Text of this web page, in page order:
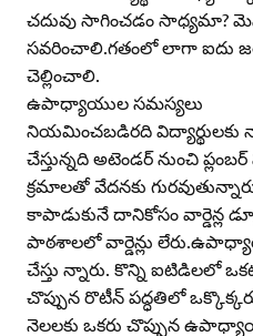
చదువు సాగించడం సాధ్యమా?
సవరించాలి.గతంలో లాగా ఐదు జత
చెల్లించాలి.
ఉపాధ్యాయుల సమస్యలు
నియమించబడిరది విద్యార్థులకు
చేస్తున్నది అటెండర్‌ నుంచి
క్రమాలతో వేదనకు
కాపాడుకునే దానికోసం వార్డెన్ల
పాఠశాలలో వార్డెన్లు
చేస్తు న్నారు. కొన్ని ఐటిడిలలో
చొప్పున రొటీన్‌ పద్ధతిలో
నెలలకు ఒకరు చొప్పున